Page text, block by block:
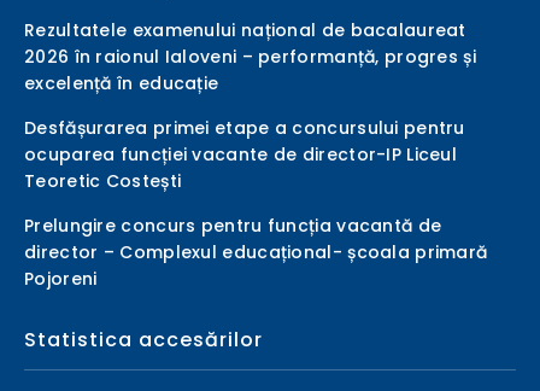
Rezultatele examenului național de bacalaureat
2026 în raionul Ialoveni – performanță, progres și
excelență în educație
Desfășurarea primei etape a concursului pentru
ocuparea funcției vacante de director-IP Liceul
Teoretic Costești
Prelungire concurs pentru funcția vacantă de
director – Complexul educațional- școala primară
Pojoreni
Statistica accesărilor